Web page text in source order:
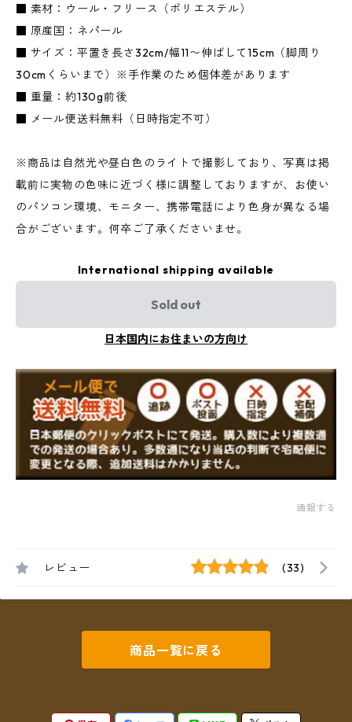
■ 素材：ウール・フリース（ポリエステル）
■ 原産国：ネパール
■ サイズ：平置き長さ32cm/幅11〜伸ばして15cm（脚周り
30cmくらいまで）※手作業のため個体差があります
■ 重量：約130g前後
■ メール便送料無料（日時指定不可）
※商品は自然光や昼白色のライトで撮影しており、写真は掲
載前に実物の色味に近づく様に調整しておりますが、お使い
のパソコン環境、モニター、携帯電話により色身が異なる場
合がございます。何卒ご了承くださいませ。
International shipping available
Sold out
日本国内にお住まいの方向け
通報する
レビュー (33)
商品一覧に戻る